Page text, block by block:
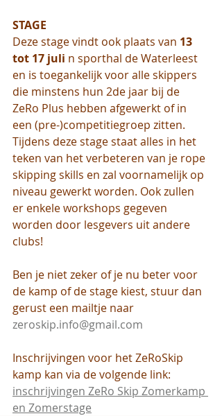
STAGE
Deze stage vindt ook plaats van 13
tot 17 juli n sporthal de Waterleest
en is toegankelijk voor alle skippers
die minstens hun 2de jaar bij de
ZeRo Plus hebben afgewerkt of in
een (pre-)competitiegroep zitten.
Tijdens deze stage staat alles in het
teken van het verbeteren van je rope
skipping skills en zal voornamelijk op
niveau gewerkt worden. Ook zullen
er enkele workshops gegeven
worden door lesgevers uit andere
clubs!
Ben je niet zeker of je nu beter voor
de kamp of de stage kiest, stuur dan
gerust een mailtje naar
zeroskip.info@gmail.com
Inschrijvingen voor het ZeRoSkip
kamp kan via de volgende link:
inschrijvingen ZeRo Skip Zomerkamp
en Zomerstage